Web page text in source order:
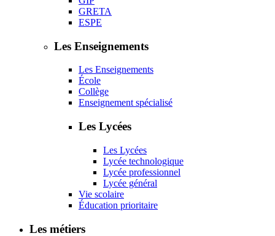
GRETA
ESPE
Les Enseignements
Les Enseignements
École
Collège
Enseignement spécialisé
Les Lycées
Les Lycées
Lycée technologique
Lycée professionnel
Lycée général
Vie scolaire
Éducation prioritaire
Les métiers